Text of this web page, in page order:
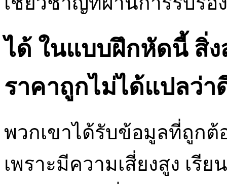
ได้ ในแบบฝึกหัดนี้ สิ่
ราคาถูกไม่ได้แปลว่า
พวกเขาได้รับข้อมูลที่ถูก
เพราะมีความเสี่ยงสูง เรี